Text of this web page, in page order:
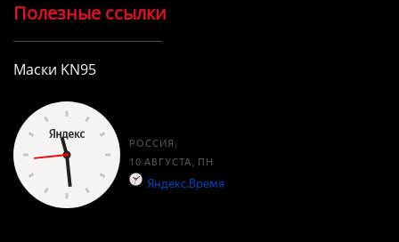
Полезные ссылки
Маски KN95